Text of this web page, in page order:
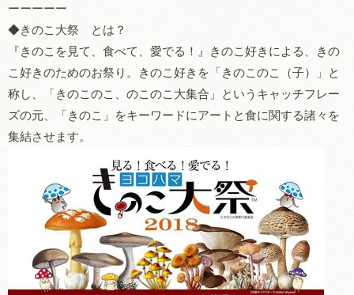
ーーーーー
◆きのこ大祭 とは？
『きのこを見て、食べて、愛でる！』きのこ好きによる、きの
こ好きのためのお祭り。きのこ好きを「きのこのこ（子）」と
称し、「きのこのこ、のこのこ大集合」というキャッチフレー
ズの元、「きのこ」をキーワードにアートと食に関する諸々を
集結させます。